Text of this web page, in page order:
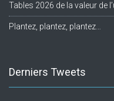
Tables 2026 de la valeur de
Plantez, plantez, plantez…
Derniers Tweets